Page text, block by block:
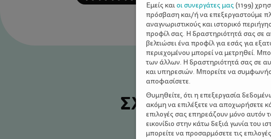
ΣΧΕΤΙΚΑ ΑΡΘΡΑ
Εμείς καιοι συνεργάτες μας (1199)
πρόσβαση και/ή να επεξεργαστούμε
αναγνωριστικούς και ιστορικό
προφίλ σας. Η δραστηριότητά σας σε
βελτιώσει ένα προφίλ για εσάς για
περιεχομένου μπορεί να μετρηθεί.
των άλλων. Η δραστηριότητά σας σε
και υπηρεσιών. Μπορείτε να
αποφασίσετε.
Θυμηθείτε, ότι η επεξεργασία
ακόμη να επιλέξετε να αποχωρήσετε
επιλογές σας επηρεάζουν μόνο αυτόν
εικονίδιο στην κάτω δεξιά γωνία του
μπορείτε να προσαρμόσετε τις